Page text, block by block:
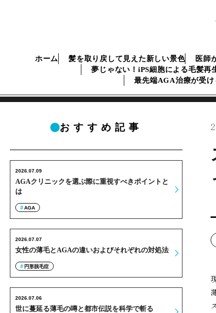
ホーム 髪を取り戻して見えた新しい景色 医師
夢じゃない！iPS細胞による毛髪再
最先端AGA治療が受
おすすめ記事
AGAクリニックを選ぶ際に重視すべきポイントと
は
2026.07.09
AGA
女性の薄毛とAGAの違いおよびそれぞれの対処法
2026.07.07
円形脱毛症
世に蔓延る薄毛の噂と都市伝説を科学で斬る
2026.07.06